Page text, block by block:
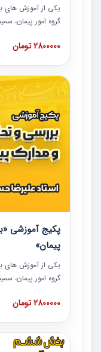
یکی از آموزش‏‏‏‏‏‏ های
گروه امور پیمان،
های عمرانی»
است که در محل
مدارک پیمان به
2800000 تومان
پکیج آموزشی
پیمان»
یکی از آموزش‏‏‏‏‏‏ های
گروه امور پیمان،
است که در
نکات کلیدی مربوط
پیمان به همراه
2800000 تومان